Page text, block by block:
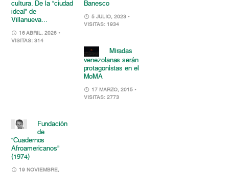
cultura. De la “ciudad
ideal” de
Villanueva...
16 ABRIL, 2026 •
VISITAS: 314
Banesco
5 JULIO, 2023 •
VISITAS: 1934
Miradas
venezolanas serán
protagonistas en el
MoMA
17 MARZO, 2015 •
VISITAS: 2773
Fundación
de
“Cuadernos
Afroamericanos”
(1974)
19 NOVIEMBRE,